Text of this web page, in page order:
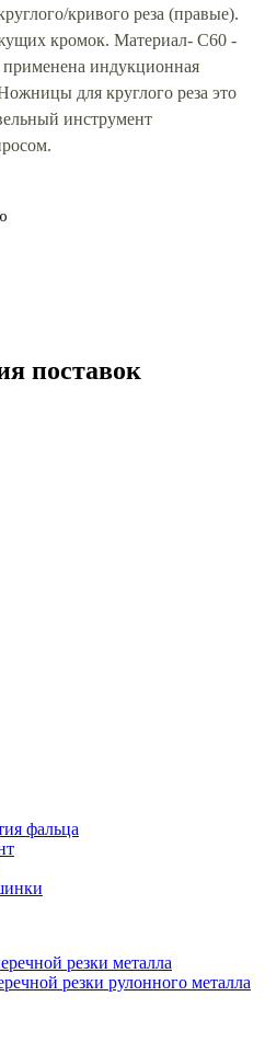
кривого реза (правые).
кромок. Материал- С60 -
применена индукционная
для круглого реза это
инструмент
поставок
фальца
резки металла
резки рулонного металла